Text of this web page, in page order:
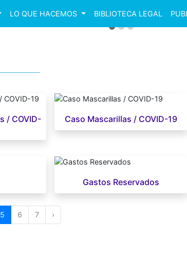
LO QUE HACEMOS BIBLIOTECA LEGAL
/ COVID-
Caso Mascarillas / COVID-19
Gastos Reservados
5 6 7 ›